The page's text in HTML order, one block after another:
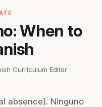
When to
Curriculum Editor ·
absence). Ninguno